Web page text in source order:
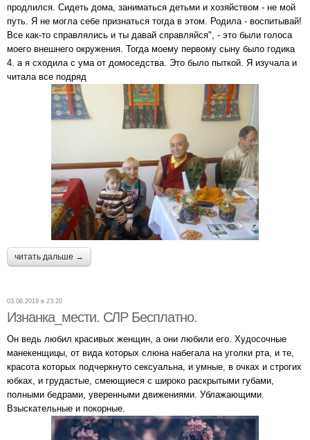
продлился. Сидеть дома, заниматься детьми и хозяйством - не мой
путь. Я не могла себе признаться тогда в этом. Родила - воспитывай!
Все как-то справлялись и ты давай справляйся", - это были голоса
моего внешнего окружения. Тогда моему первому сыну было годика
4. а я сходила с ума от домоседства. Это было пыткой. Я изучала и
читала все подряд
читать дальше →
03.06.2019 в 23:20
Изнанка_мести. СЛР Бесплатно.
Он ведь любил красивых женщин, а они любили его. Худосочные
манекенщицы, от вида которых слюна набегала на уголки рта, и те,
красота которых подчеркнуто сексуальна, и умные, в очках и строгих
юбках, и грудастые, смеющиеся с широко раскрытыми губами,
полными бедрами, уверенными движениями. Ублажающими.
Взыскательные и покорные.